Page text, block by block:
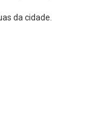
da cidade.